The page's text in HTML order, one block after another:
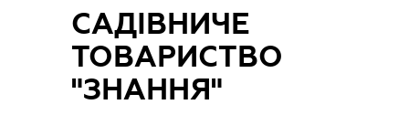
САДІВНИЧЕ
ТОВАРИСТВО
"ЗНАННЯ"